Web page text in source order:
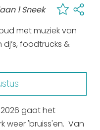
1 Sneek
met muziek van
foodtrucks &
gaat het
weer 'bruiss'en. Van